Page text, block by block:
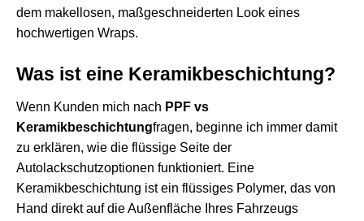
dem makellosen, maßgeschneiderten Look eines
hochwertigen Wraps.
Was ist eine Keramikbeschichtung?
Wenn Kunden mich nach PPF vs
Keramikbeschichtungfragen, beginne ich immer damit
zu erklären, wie die flüssige Seite der
Autolackschutzoptionen funktioniert. Eine
Keramikbeschichtung ist ein flüssiges Polymer, das von
Hand direkt auf die Außenfläche Ihres Fahrzeugs